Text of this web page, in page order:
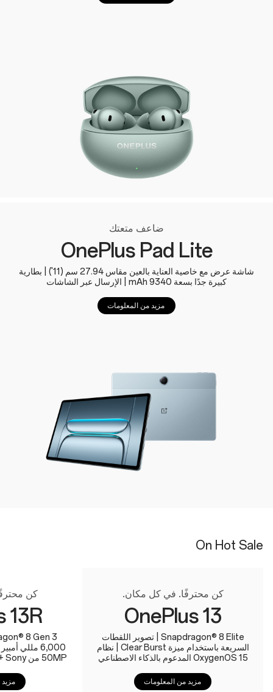
ضاعف متعتك
OnePlus Pad Lite
شاشة عرض مع خاصية العناية بالعين مقاس 27.94 سم (11') | بطارية
كبيرة جدًا بسعة 9340 mAh | الإرسال عبر الشاشات
مزيد من المعلومات
On Hot Sale
كن محترفًا. في كل مكان.
OnePlus 13
Snapdragon® 8 Elite | تصوير اللقطات
السريعة باستخدام ميزة Clear Burst | نظام
OxygenOS 15 المدعوم بالذكاء الاصطناعي
مزيد من المعلومات
كن
13R
6,000 مللي
50MP من Sony + كاميرا مقرّبة‬ بدقة 50MP